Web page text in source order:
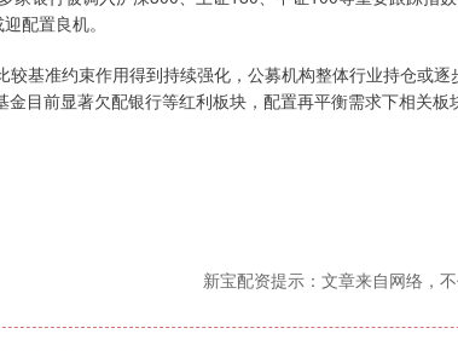
配置良机。
基准约束作用得到持续强化，公募机构整体行业持仓或逐
目前显著欠配银行等红利板块，配置再平衡需求下相关板
新宝配资提示：文章来自网络，不